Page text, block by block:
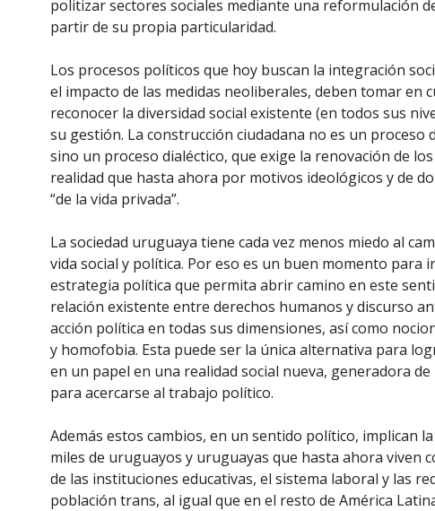
politizar sectores sociales mediante una reformulación
partir de su propia particularidad.
Los procesos políticos que hoy buscan la integración
el impacto de las medidas neoliberales, deben tomar en
reconocer la diversidad social existente (en todos sus
su gestión. La construcción ciudadana no es un proceso
sino un proceso dialéctico, que exige la renovación de
realidad que hasta ahora por motivos ideológicos y de
“de la vida privada”.
La sociedad uruguaya tiene cada vez menos miedo al
vida social y política. Por eso es un buen momento
estrategia política que permita abrir camino en este
relación existente entre derechos humanos y discurso
acción política en todas sus dimensiones, así como
y homofobia. Esta puede ser la única alternativa para
en un papel en una realidad social nueva, generadora
para acercarse al trabajo político.
Además estos cambios, en un sentido político, implican
miles de uruguayos y uruguayas que hasta ahora viven
de las instituciones educativas, el sistema laboral y las
población trans, al igual que en el resto de América